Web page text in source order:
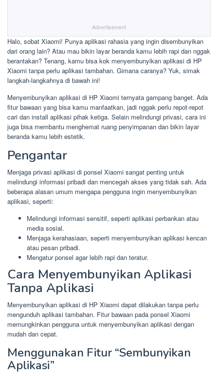
Advertisement
Halo, sobat Xiaomi! Punya aplikasi rahasia yang ingin disembunyikan
dari orang lain? Atau mau bikin layar beranda kamu lebih rapi dan nggak
berantakan? Tenang, kamu bisa kok menyembunyikan aplikasi di HP
Xiaomi tanpa perlu aplikasi tambahan. Gimana caranya? Yuk, simak
langkah-langkahnya di bawah ini!
Menyembunyikan aplikasi di HP Xiaomi ternyata gampang banget. Ada
fitur bawaan yang bisa kamu manfaatkan, jadi nggak perlu repot-repot
cari dan install aplikasi pihak ketiga. Selain melindungi privasi, cara ini
juga bisa membantu menghemat ruang penyimpanan dan bikin layar
beranda kamu lebih estetik.
Pengantar
Menjaga privasi aplikasi di ponsel Xiaomi sangat penting untuk
melindungi informasi pribadi dan mencegah akses yang tidak sah. Ada
beberapa alasan umum mengapa pengguna ingin menyembunyikan
aplikasi, seperti:
Melindungi informasi sensitif, seperti aplikasi perbankan atau
media sosial.
Menjaga kerahasiaan, seperti menyembunyikan aplikasi kencan
atau pesan pribadi.
Mengatur ponsel agar lebih rapi dan teratur.
Cara Menyembunyikan Aplikasi
Tanpa Aplikasi
Menyembunyikan aplikasi di HP Xiaomi dapat dilakukan tanpa perlu
mengunduh aplikasi tambahan. Fitur bawaan pada ponsel Xiaomi
memungkinkan pengguna untuk menyembunyikan aplikasi dengan
mudah dan cepat.
Menggunakan Fitur “Sembunyikan
Aplikasi”